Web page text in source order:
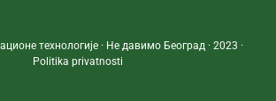
технологије · Не давимо Београд · 2023 ·
Politika privatnosti